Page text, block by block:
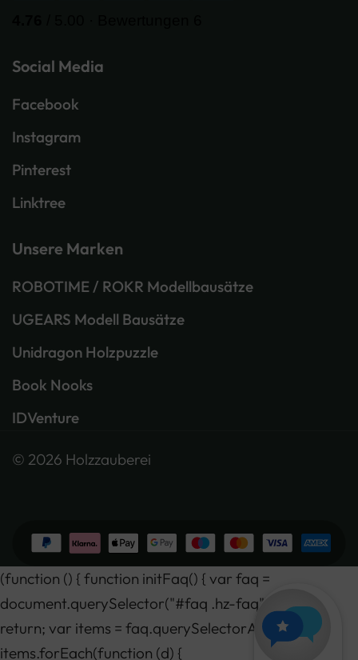
Social Media
Facebook
Instagram
Pinterest
Linktree
Unsere Marken
ROBOTIME / ROKR Modellbausätze
UGEARS Modell Bausätze
Unidragon Holzpuzzle
Book Nooks
IDVenture
© 2026 Holzzauberei
(function () { function initFaq() { var faq =
document.querySelector("#faq .hz-faq"); if (!faq)
return; var items = faq.querySelectorAll("details");
items.forEach(function (d) {